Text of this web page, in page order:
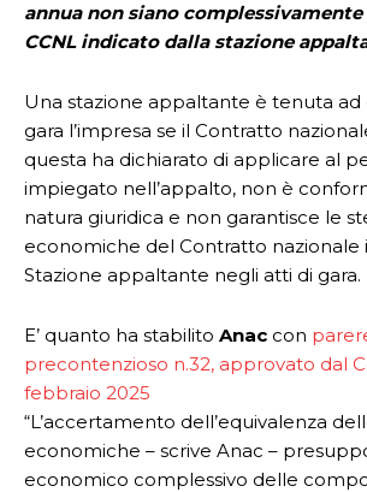
annua non siano
CCNL indicato dalla stazione
Una stazione appaltante è tenuta ad
gara l’impresa se il Contratto
questa ha dichiarato di applicare al
impiegato nell’appalto, non è
natura giuridica e non garantisce le
economiche del Contratto nazionale
Stazione appaltante negli atti di gara.
E’ quanto ha stabilito Anac con
precontenzioso n.32, approvato dal
febbraio 2025
“L’accertamento dell’equivalenza
economiche – scrive Anac –
economico complessivo delle